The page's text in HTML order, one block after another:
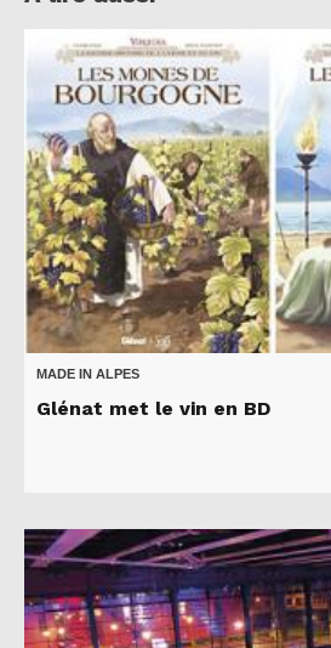
MADE IN ALPES
Glénat met le vin en BD